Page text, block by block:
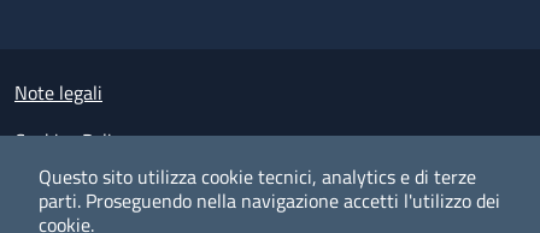
Questo sito utilizza cookie tecnici, analytics e di terze
parti. Proseguendo nella navigazione accetti l'utilizzo dei
cookie.
Small prints
Note legali
Cookies Policy
Policy privacy e protezione del dato personale